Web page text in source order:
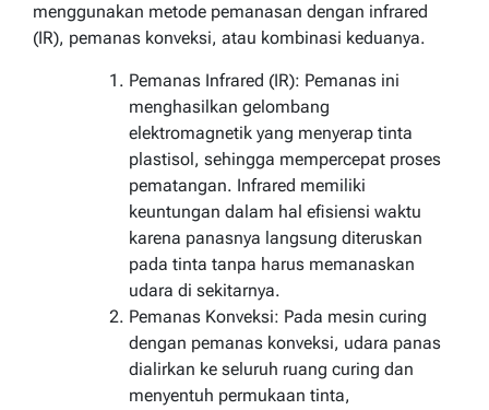
menggunakan metode pemanasan dengan infrared
(IR), pemanas konveksi, atau kombinasi keduanya.
Pemanas Infrared (IR): Pemanas ini
menghasilkan gelombang
elektromagnetik yang menyerap tinta
plastisol, sehingga mempercepat proses
pematangan. Infrared memiliki
keuntungan dalam hal efisiensi waktu
karena panasnya langsung diteruskan
pada tinta tanpa harus memanaskan
udara di sekitarnya.
Pemanas Konveksi: Pada mesin curing
dengan pemanas konveksi, udara panas
dialirkan ke seluruh ruang curing dan
menyentuh permukaan tinta,